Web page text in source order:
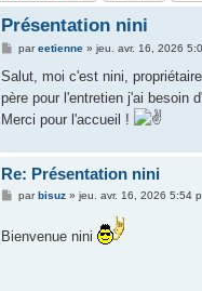
Présentation nini
M
s
a
e
pareetienne» jeu. avr. 16, 2026
Salut, moi c'est nini,
père pour l'entretien j'ai besoin
Merci pour l'accueil !
Re: Présentation nini
M
s
parbisuz» jeu. avr. 16, 2026 5:54
Bienvenue nini